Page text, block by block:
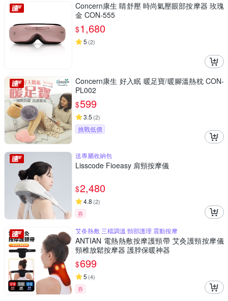
Concern康生 睛舒壓 時尚氣壓眼部按摩器 玫瑰
金 CON-555
$1,680
5 (2)
Concern康生 好入眠 暖足寶/暖腳溫熱枕 CON-
PL002
$599
3.5 (2)
挑戰低價
送專屬收納包
Lisscode Fioeasy 肩頸按摩儀
$2,480
4.8 (2)
券
艾灸熱敷 三檔調溫 頸部護理 震動按摩
ANTIAN 電熱熱敷按摩護頸帶 艾灸護頸按摩儀
頸椎放鬆按摩器 護脖保暖神器
$699
5 (4)
券